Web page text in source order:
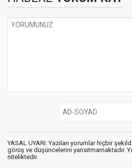
YASAL UYARI: Yazılan yorumlar hiçbir
görüş ve düşüncelerini yansıtmamaktadır.
niteliktedir.